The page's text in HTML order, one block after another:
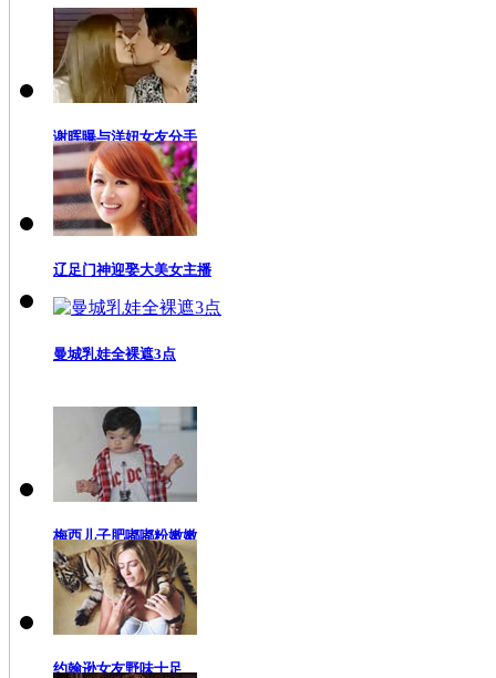
谢晖曝与洋妞女友分手
辽足门神迎娶大美女主播
曼城乳娃全裸遮3点
梅西儿子肥嘟嘟粉嫩嫩
约翰逊女友野味十足